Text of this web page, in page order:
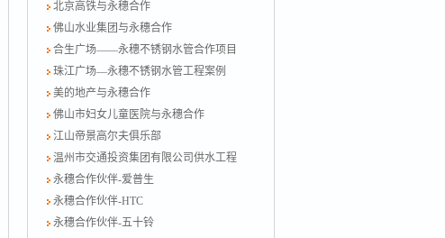
北京高铁与永穗合作
佛山水业集团与永穗合作
合生广场——永穗不锈钢水管合作项目
珠江广场—永穗不锈钢水管工程案例
美的地产与永穗合作
佛山市妇女儿童医院与永穗合作
江山帝景高尔夫俱乐部
温州市交通投资集团有限公司供水工程
永穗合作伙伴-爱普生
永穗合作伙伴-HTC
永穗合作伙伴-五十铃